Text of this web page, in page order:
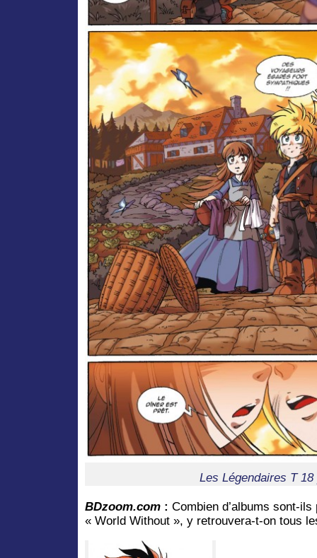
Les Légendaires T 18
BDzoom.com : Combien d’albums sont-
« World Without », y retrouvera-t-on tous